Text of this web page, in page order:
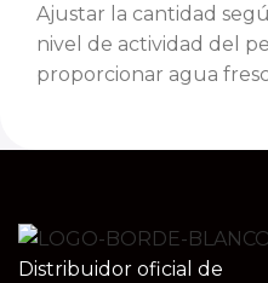
Ajustar la cantidad
nivel de actividad del
proporcionar agua
Distribuidor oficial de